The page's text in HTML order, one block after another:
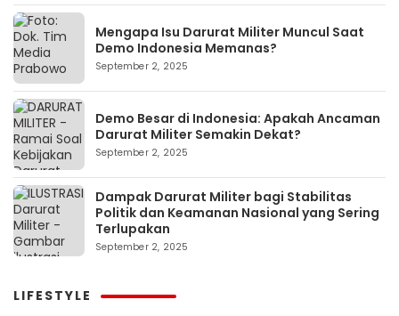
Mengapa Isu Darurat Militer Muncul Saat
Demo Indonesia Memanas?
September 2, 2025
Demo Besar di Indonesia: Apakah Ancaman
Darurat Militer Semakin Dekat?
September 2, 2025
Dampak Darurat Militer bagi Stabilitas
Politik dan Keamanan Nasional yang Sering
Terlupakan
September 2, 2025
LIFESTYLE